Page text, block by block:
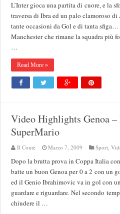
L’Inter gioca una partita di cuore, e la
traversa di Ibra ed un palo clamoroso
tante occasioni da Gol e di tanta
Manchester che rimane la squadra più
…
Read More »
Video Highlights Genoa
SuperMario
Il Conte Marzo 7, 2009 Sport,
Dopo la brutta prova in Coppa Italia
batte un buon Genoa per 0 a 2 con un
ed il Genio Ibrahimovic va in gol con
guardare e riguardare. Nel secondo
chiudere il …